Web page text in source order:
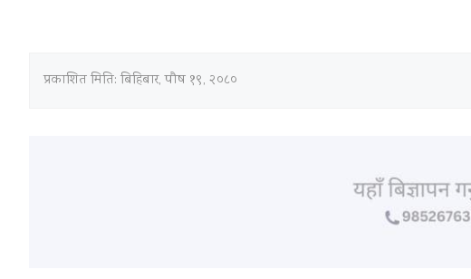
प्रकाशित मिति: बिहिबार, पौष १९, २०८०